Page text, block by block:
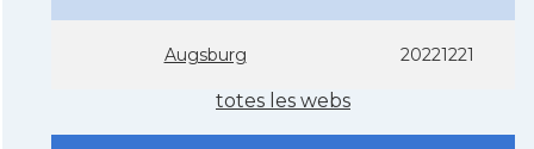
Augsburg 20221221
totes les webs